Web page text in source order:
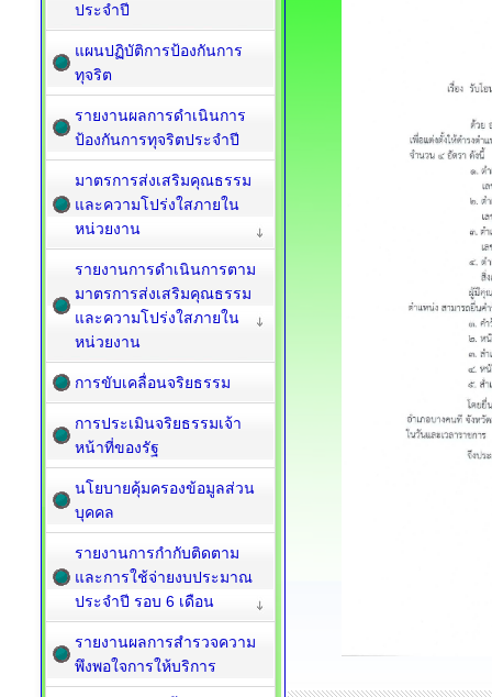
ประจำปี
แผนปฏิบัติการป้องกันการ
ทุจริต
รายงานผลการดำเนินการ
ป้องกันการทุจริตประจำปี
มาตรการส่งเสริมคุณธรรม
และความโปร่งใสภายใน
หน่วยงาน
รายงานการดำเนินการตาม
มาตรการส่งเสริมคุณธรรม
และความโปร่งใสภายใน
หน่วยงาน
การขับเคลื่อนจริยธรรม
การประเมินจริยธรรมเจ้า
หน้าที่ของรัฐ
นโยบายคุ้มครองข้อมูลส่วน
บุคคล
รายงานการกำกับติดตาม
และการใช้จ่ายงบประมาณ
ประจำปี รอบ 6 เดือน
รายงานผลการสำรวจความ
พึงพอใจการให้บริการ